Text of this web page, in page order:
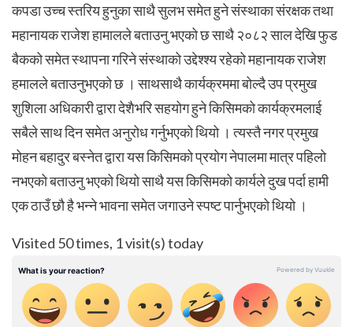
कपडा उच्च स्तरिय हुनुका साथै सुलभ समेत हुने संस्थाका संरक्षक तथा
महानायक राजेश हामालले बताउनु भएको छ साथै २०८२ साल देखि फुड
बैकको समेत स्थापना गरिने संस्थाको उद्देश्श्य रहेको महानायक राजेश
हमालले बताउनुभएको छ । साथसाथै कार्यक्रममा बोल्दै उप प्रमुख
शुशिला अधिकारी द्वारा देशैभरि सहयोग हुने किसिमको कार्यक्रमलाई
सबैले साथ दिन समेत अनुरोध गर्नुभएको थियो । त्यस्तै नगर प्रमुख
मोहन बहादुर बस्नेत द्वारा यस किसिमको प्रयोग नेपालमा मात्र पहिलो
नभएको बताउनु भएको थियो साथै यस किसिमको कार्यले दुख पर्दा हामी
एक ठाउँ छौ है भन्ने भावना समेत जगाउने स्पष्ट पार्नुभएको थियो ।
Visited 50 times, 1 visit(s) today